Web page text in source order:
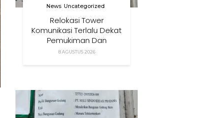
News Uncategorized
Relokasi Tower
Komunikasi Terlalu Dekat
Pemukiman Dan
Dianggap
8 AGUSTUS 2026